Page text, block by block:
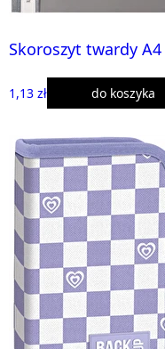
Skoroszyt twardy A4
1,13 zł do koszyka